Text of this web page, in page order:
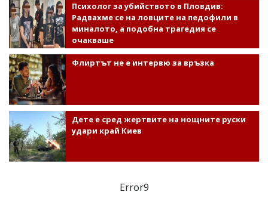
Психолог за убийството в Пловдив:
Радвахме се на ловците на педофили в
миналото, а подобна трагедия се
очакваше
Флиртът не е интервю за връзка
Дете е сред жертвите на нощните руски
удари край Киев
Error9